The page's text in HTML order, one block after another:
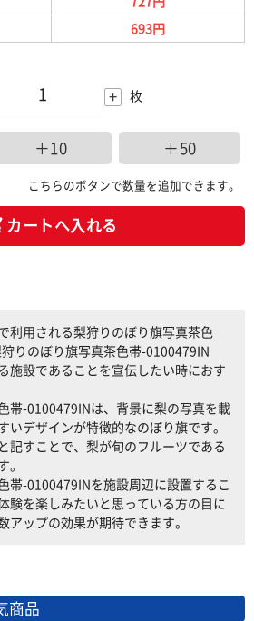
693円
+ 枚
＋10 ＋50
こちらのボタンで数量を追加できます。
カートへ入れる
利用される梨狩りのぼり旗写真茶色
りのぼり旗写真茶色帯-0100479IN
施設であることを宣伝したい時におす
帯-0100479INは、背景に梨の写真を載
いデザインが特徴的なのぼり旗です。
記すことで、梨が旬のフルーツである
帯-0100479INを施設周辺に設置するこ
験を楽しみたいと思っている方の目に
アップの効果が期待できます。
商品